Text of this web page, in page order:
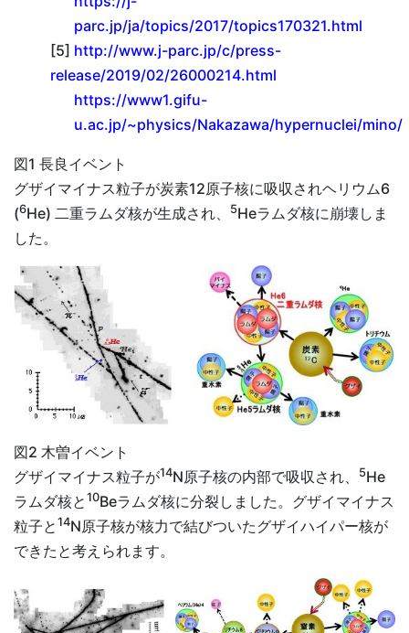
parc.jp/ja/topics/2017/topics170321.html
[5] http://www.j-parc.jp/c/press-
release/2019/02/26000214.html
https://www1.gifu-
u.ac.jp/~physics/Nakazawa/hypernuclei/mino/
図1 長良イベント
グザイマイナス粒子が炭素12原子核に吸収されヘリウム6
(6He) 二重ラムダ核が生成され、 5Heラムダ核に崩壊しま
した。
図2 木曽イベント
グザイマイナス粒子が14N原子核の内部で吸収され、 5He
ラムダ核と 10Beラムダ核に分裂しました。グザイマイナス
粒子と 14N原子核が核力で結びついたグザイハイパー核が
できたと考えられます。